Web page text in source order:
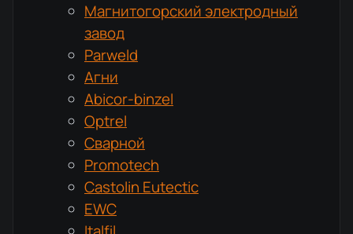
Магнитогорский электродный
завод
Parweld
Агни
Abicor-binzel
Optrel
Сварной
Promotech
Castolin Eutectic
EWC